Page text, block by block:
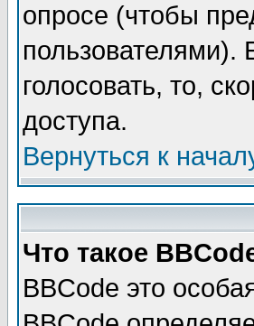
опросе (чтобы
пользователями).
голосовать, то,
доступа.
Вернуться к
Что такое
BBCode это